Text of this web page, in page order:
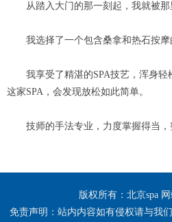
从踏入大门的那一刻起，我就被那
我选择了一个包含桑拿和热石按摩
我享受了精湛的SPA技艺，浑身轻
这家SPA，会发现放松如此简单。
技师的手法专业，力度掌握得当，
版权所有：北京spa
免责声明：站内内容如有侵权请与我